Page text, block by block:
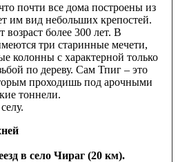
почти все дома построены из
им вид небольших крепостей.
более 300 лет. В
три старинные мечети,
колонны с характерной только
по дереву. Сам Тпиг – это
проходишь под арочными
тоннели.
в село Чираг (20 км).